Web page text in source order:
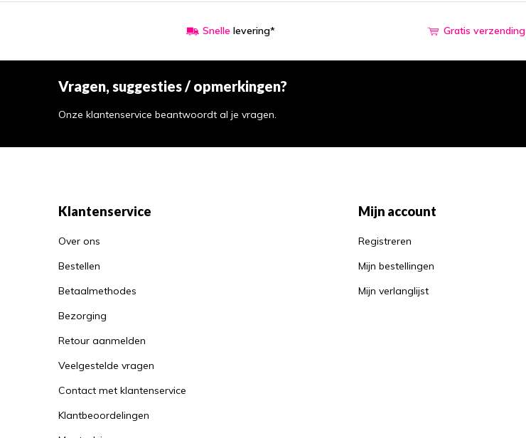
Snelle levering* Gratis verzending
Vragen, suggesties / opmerkingen?
Onze klantenservice beantwoordt al je vragen.
Klantenservice
Over ons
Bestellen
Betaalmethodes
Bezorging
Retour aanmelden
Veelgestelde vragen
Contact met klantenservice
Klantbeoordelingen
Mijn account
Registreren
Mijn bestellingen
Mijn verlanglijst